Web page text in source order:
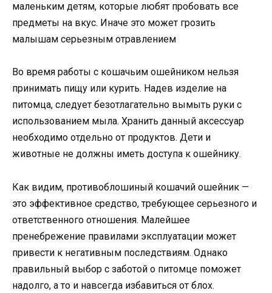
маленьким детям, которые любят пробовать все
предметы на вкус. Иначе это может грозить
малышам серьезным отравлением
Во время работы с кошачьим ошейником нельзя
принимать пищу или курить. Надев изделие на
питомца, следует безотлагательно вымыть руки с
использованием мыла. Хранить данный аксессуар
необходимо отдельно от продуктов. Дети и
животные не должны иметь доступа к ошейнику.
Как видим, противоблошиный кошачий ошейник —
это эффективное средство, требующее серьезного и
ответственного отношения. Малейшее
пренебрежение правилами эксплуатации может
привести к негативным последствиям. Однако
правильный выбор с заботой о питомце поможет
надолго, а то и навсегда избавиться от блох.